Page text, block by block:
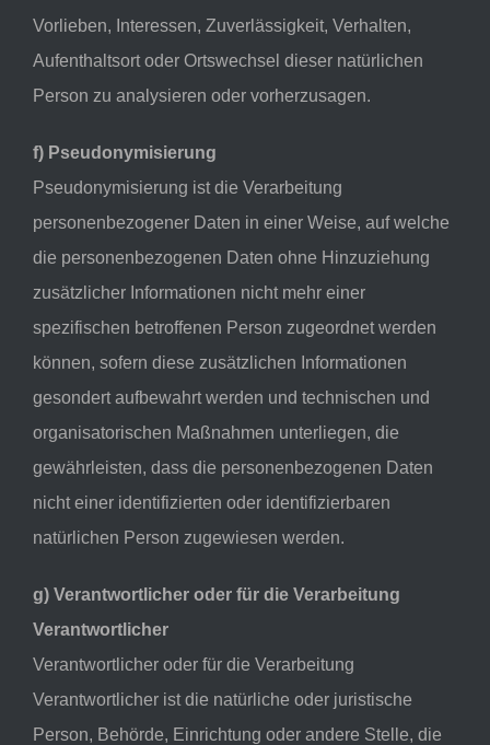
Vorlieben, Interessen, Zuverlässigkeit, Verhalten,
Aufenthaltsort oder Ortswechsel dieser natürlichen
Person zu analysieren oder vorherzusagen.
f) Pseudonymisierung
Pseudonymisierung ist die Verarbeitung
personenbezogener Daten in einer Weise, auf welche
die personenbezogenen Daten ohne Hinzuziehung
zusätzlicher Informationen nicht mehr einer
spezifischen betroffenen Person zugeordnet werden
können, sofern diese zusätzlichen Informationen
gesondert aufbewahrt werden und technischen und
organisatorischen Maßnahmen unterliegen, die
gewährleisten, dass die personenbezogenen Daten
nicht einer identifizierten oder identifizierbaren
natürlichen Person zugewiesen werden.
g) Verantwortlicher oder für die Verarbeitung
Verantwortlicher
Verantwortlicher oder für die Verarbeitung
Verantwortlicher ist die natürliche oder juristische
Person, Behörde, Einrichtung oder andere Stelle, die